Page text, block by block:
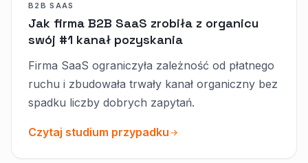
B2B SAAS
Jak firma B2B SaaS zrobiła z organicu
swój #1 kanał pozyskania
Firma SaaS ograniczyła zależność od płatnego
ruchu i zbudowała trwały kanał organiczny bez
spadku liczby dobrych zapytań.
Czytaj studium przypadku